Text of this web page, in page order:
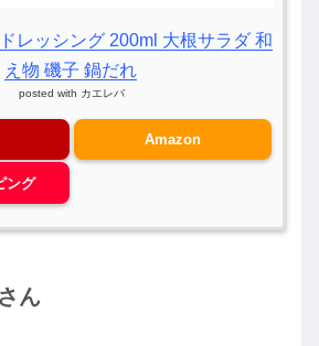
レッシング 200ml 大根サラダ 和
え物 磯子 鍋だれ
posted with カエレバ
Amazon
ング
ん